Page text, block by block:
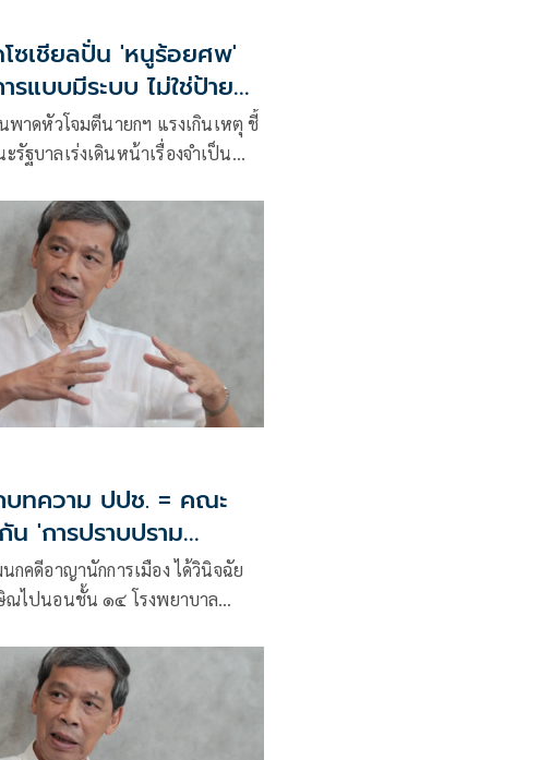
ซเชียลปั่น 'หนูร้อยศพ'
รแบบมีระบบ ไม่ใช่ป้าย
พาดหัวโจมตีนายกฯ แรงเกินเหตุ ชี้
ฐบาลเร่งเดินหน้าเรื่องจำเป็น
ให้หาดใหญ่รับมือภัยได้จริง
ทความ ปปช. = คณะ
'การปราบปราม
กคดีอาญานักการเมือง ได้วินิจฉัย
ณไปนอนชั้น ๑๔ โรงพยาบาล
ที่ตัวนักโทษเองก็รู้เห็นเป็นใจด้วย